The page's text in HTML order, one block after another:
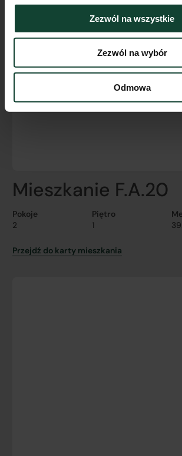
Zezwól na wszystkie
Zezwól na wybór
Odmowa
Mieszkanie F.A.20
Pokoje
2
Piętro
1
Przejdź do karty mieszkania